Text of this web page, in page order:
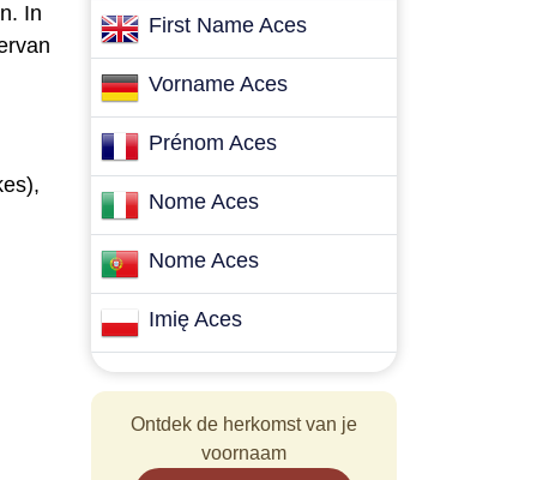
In
First Name Aces
Vorname Aces
Prénom Aces
Nome Aces
Nome Aces
Imię Aces
Ontdek de herkomst van je
voornaam